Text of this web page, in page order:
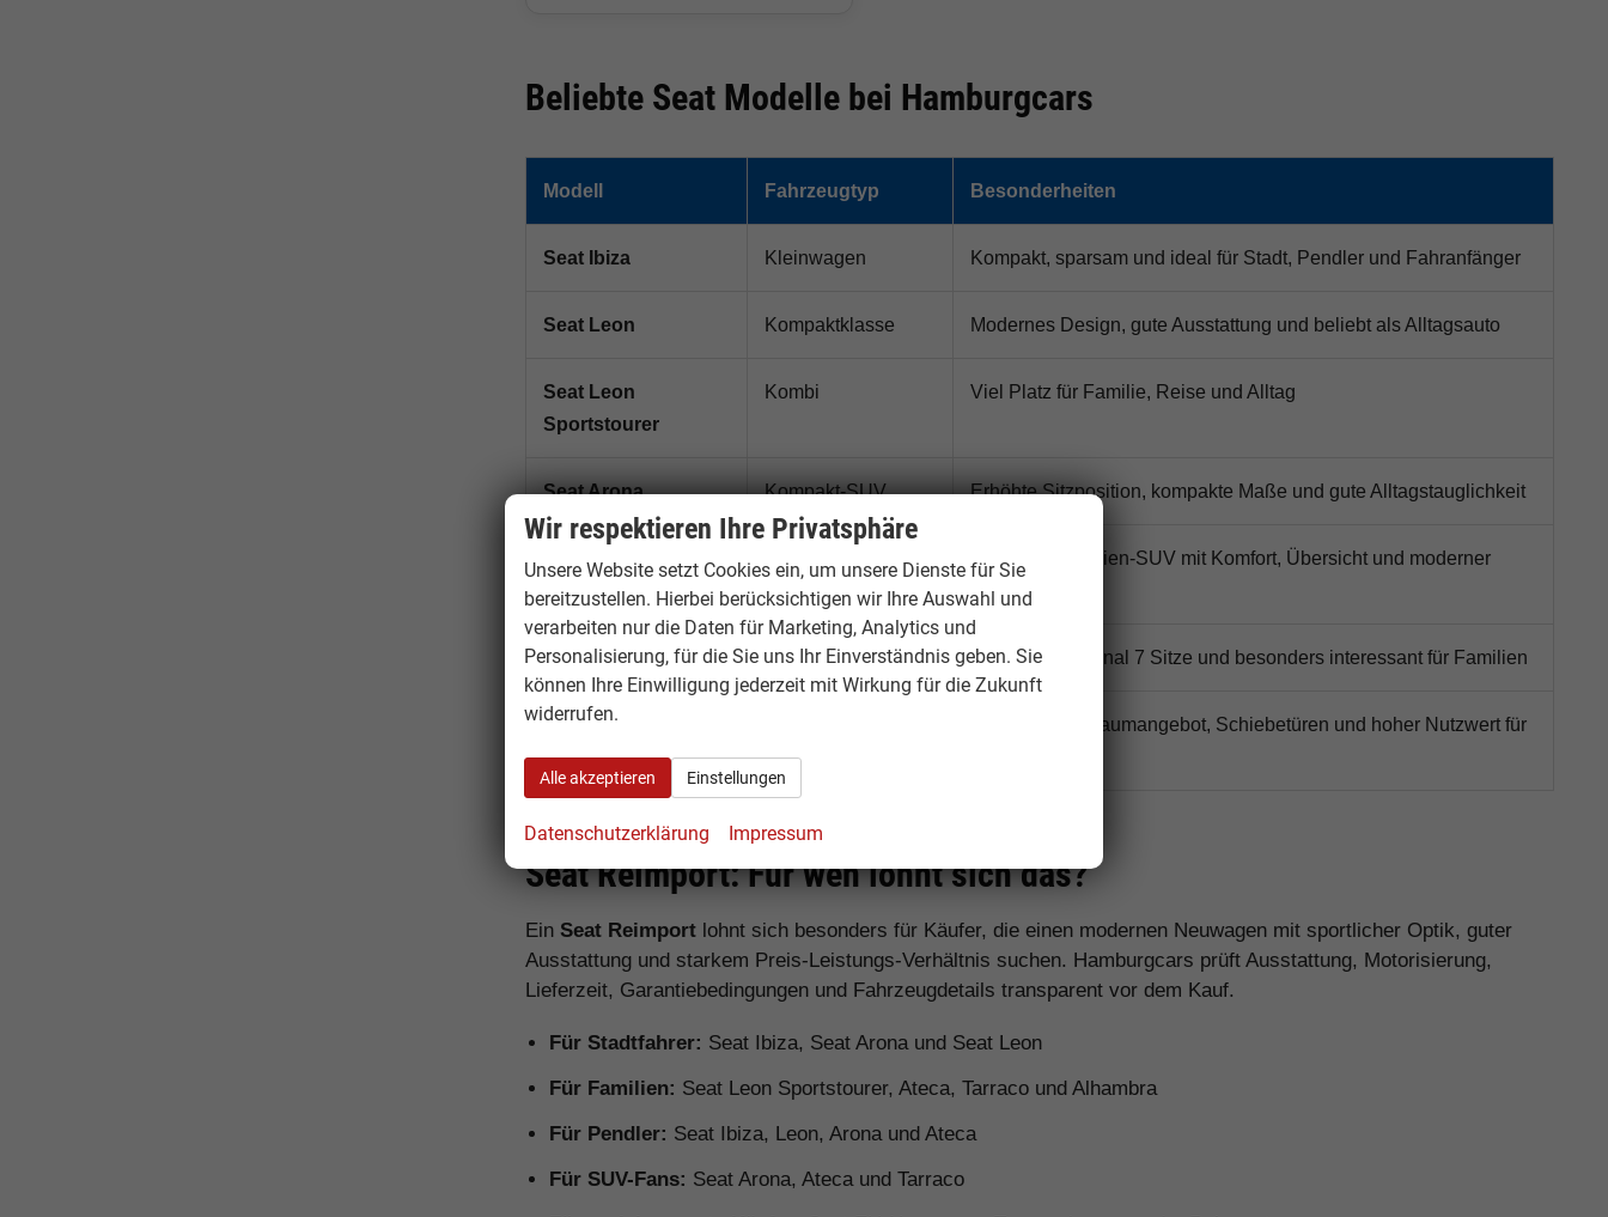
Beliebte Seat Modelle bei Hamburgcars
Modell Fahrzeugtyp Besonderheiten
Seat Ibiza Kleinwagen Kompakt, sparsam und ideal für Stadt, Pendler und Fahranfänger
Seat Leon Kompaktklasse Modernes Design, gute Ausstattung und beliebt als Alltagsauto
Seat Leon
Sportstourer
Kombi Viel Platz für Familie, Reise und Alltag
Seat Arona Kompakt-SUV Erhöhte Sitzposition, kompakte Maße und gute Alltagstauglichkeit
Seat Ateca SUV
Beliebtes Familien-SUV mit Komfort, Übersicht und moderner
Technik
Seat Tarraco Großes SUV Viel Platz, optional 7 Sitze und besonders interessant für Familien
Seat Alhambra
Familienfahrzeug
Großzügiges Raumangebot, Schiebetüren und hoher Nutzwert für
Seat Reimport: Für wen lohnt sich das?
Ein Seat Reimport lohnt sich besonders für Käufer, die einen modernen Neuwagen mit sportlicher Optik, guter
Ausstattung und starkem Preis-Leistungs-Verhältnis suchen. Hamburgcars prüft Ausstattung, Motorisierung,
Lieferzeit, Garantiebedingungen und Fahrzeugdetails transparent vor dem Kauf.
Für Stadtfahrer: Seat Ibiza, Seat Arona und Seat Leon
Für Familien: Seat Leon Sportstourer, Ateca, Tarraco und Alhambra
Für Pendler: Seat Ibiza, Leon, Arona und Ateca
Für SUV-Fans: Seat Arona, Ateca und Tarraco
Wir respektieren Ihre Privatsphäre
Unsere Website setzt Cookies ein, um unsere Dienste für Sie
bereitzustellen. Hierbei berücksichtigen wir Ihre Auswahl und
verarbeiten nur die Daten für Marketing, Analytics und
Personalisierung, für die Sie uns Ihr Einverständnis geben. Sie
können Ihre Einwilligung jederzeit mit Wirkung für die Zukunft
widerrufen.
Alle akzeptieren Einstellungen
Datenschutzerklärung Impressum